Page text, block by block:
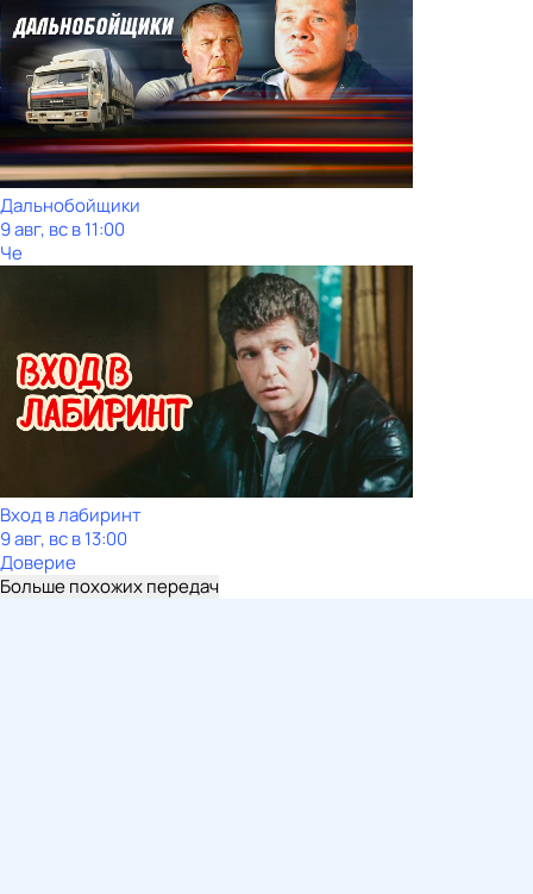
Дальнобойщики
9 авг, вс в 11:00
Че
Вход в лабиринт
9 авг, вс в 13:00
Доверие
Больше похожих передач